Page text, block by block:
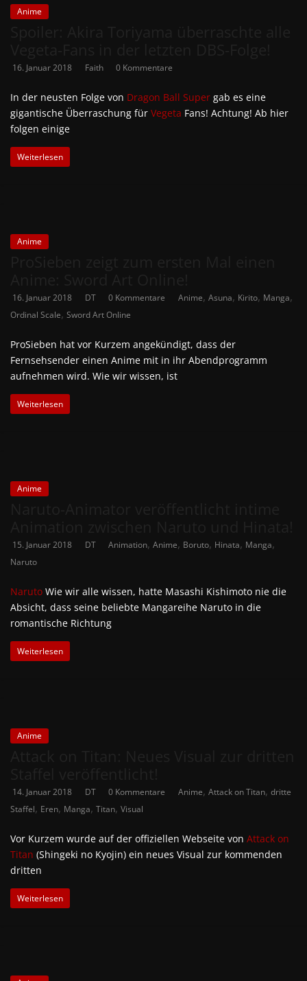
Anime
16. Januar 2018 Faith 0 Kommentare
In der neusten Folge von Dragon Ball Super gab es eine
gigantische Überraschung für Vegeta Fans! Achtung! Ab hier
folgen einige
Weiterlesen
Anime
16. Januar 2018 DT 0 Kommentare Anime, Asuna, Kirito, Manga,
Ordinal Scale, Sword Art Online
ProSieben hat vor Kurzem angekündigt, dass der
Fernsehsender einen Anime mit in ihr Abendprogramm
aufnehmen wird. Wie wir wissen, ist
Weiterlesen
Anime
15. Januar 2018 DT Animation, Anime, Boruto, Hinata, Manga,
Naruto
Naruto Wie wir alle wissen, hatte Masashi Kishimoto nie die
Absicht, dass seine beliebte Mangareihe Naruto in die
romantische Richtung
Weiterlesen
Anime
14. Januar 2018 DT 0 Kommentare Anime, Attack on Titan, dritte
Staffel, Eren, Manga, Titan, Visual
Vor Kurzem wurde auf der offiziellen Webseite von Attack on
Titan (Shingeki no Kyojin) ein neues Visual zur kommenden
dritten
Weiterlesen